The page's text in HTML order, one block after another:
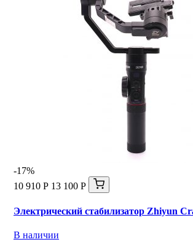
-17%
10 910 Р 13 100 Р
Электрический стабилизатор Zhiyun
В наличии